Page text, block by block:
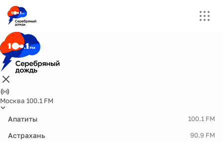
Москва 100.1 FM
Апатиты 100.1 FM
Астрахань 90.9 FM